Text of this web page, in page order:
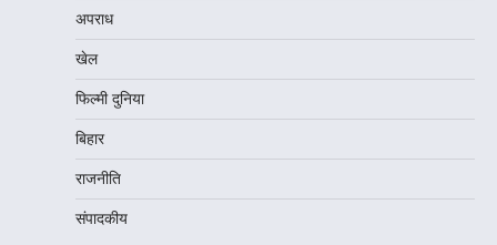
अपराध
खेल
फिल्मी दुनिया
बिहार
राजनीति
संपादकीय